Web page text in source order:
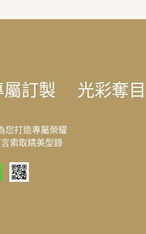
訂製 光彩奪
打造專屬榮耀
索取精美型錄